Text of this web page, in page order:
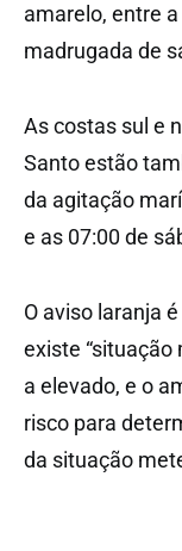
amarelo, entre
madrugada de
As costas sul e
Santo estão
da agitação
e as 07:00 de
O aviso laranja
existe
a elevado, e o
risco para
da situação